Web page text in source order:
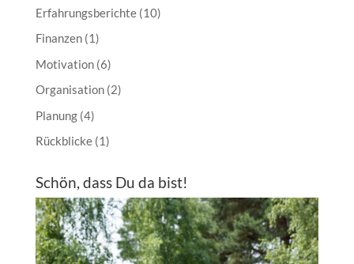
Erfahrungsberichte(10)
Finanzen(1)
Motivation(6)
Organisation(2)
Planung(4)
Rückblicke(1)
Schön, dass Du da bist!